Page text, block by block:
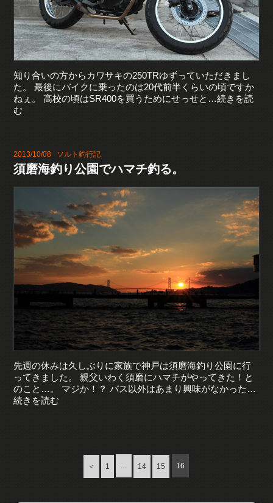
知り合いの方からカワサキの250TRゆずっていただきまし
た。 最後にバイクに乗ったのは20代前半くらいの頃ですか
ねぇ。 高校の頃はSR400を買うためにせっせと…続きを読
む
2013/10/08 ソルト釣行記
須磨海釣り公園でハマチ釣る。
先週の休みは久しぶりに家族で神戸は須磨海釣り公園に行
ってきました。 親父いわく須磨にハマチがやってきた！と
のこと…。 マジか！？ バス以外はあまり興味がなかった…
続きを読む
＜ 1 … 14 15 16